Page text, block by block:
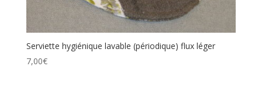
Serviette hygiénique lavable (périodique) flux léger
7,00€